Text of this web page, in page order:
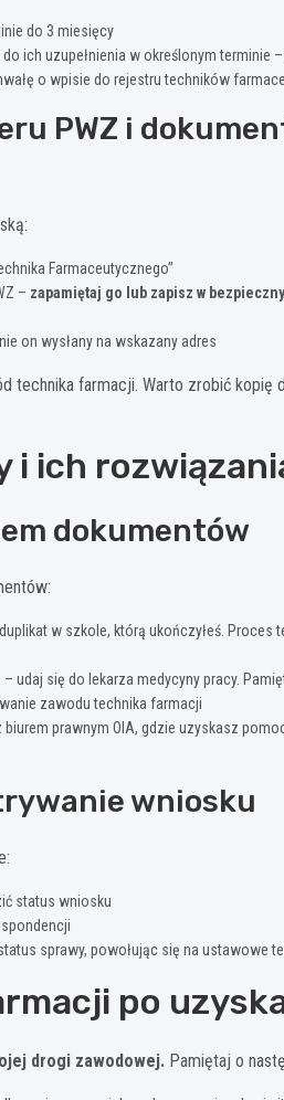
do 3 miesięcy
ich uzupełnienia w określonym terminie
o wpisie do rejestru techników
PWZ i
Farmaceutycznego”
– zapamiętaj go lub zapisz w
on wysłany na wskazany adres
technika farmacji. Warto zrobić kopię
i ich
dokumentów
w szkole, którą ukończyłeś. Proces
– udaj się do lekarza medycyny pracy.
zawodu technika farmacji
prawnym OIA, gdzie uzyskasz
wniosku
status wniosku
sprawy, powołując się na ustawowe
po
drogi zawodowej. Pamiętaj o